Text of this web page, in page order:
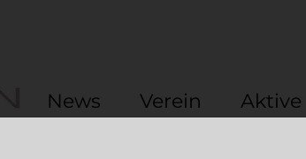
News Verein Aktive